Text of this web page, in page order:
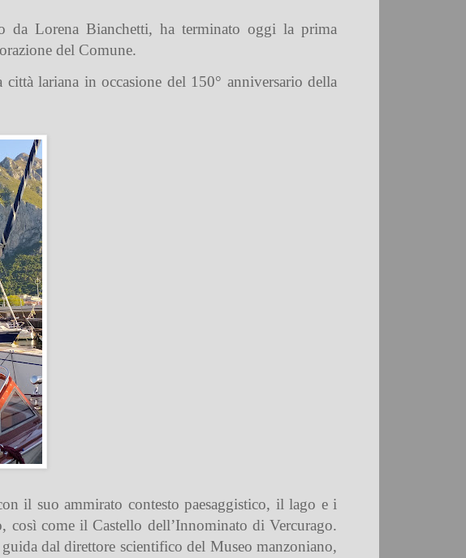
daLorena Bianchetti, ha terminato oggi la prima
del Comune.
lariana in occasione del 150° anniversario della
il suo ammirato contesto paesaggistico, il lago e i
come il Castello dell’Innominato di Vercurago.
dal direttore scientifico del Museo manzoniano,